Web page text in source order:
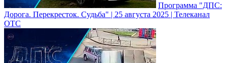
Программа "ДПС:
Дорога. Перекресток. Судьба" | 25 августа 2025 | Телеканал
ОТС